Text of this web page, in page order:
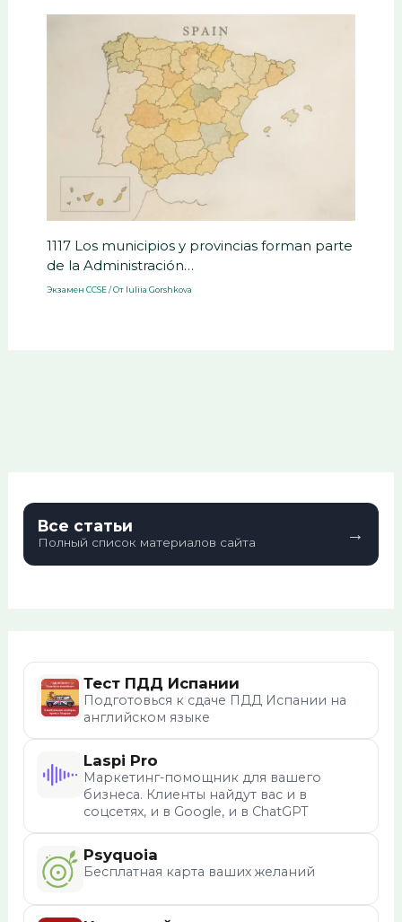
1117 Los municipios y provincias forman parte
de la Administración…
Экзамен CCSE/ От Iuliia Gorshkova
Все статьи
Полный список материалов сайта →
Тест ПДД Испании
Подготовься к сдаче ПДД Испании на
английском языке
Laspi Pro
Маркетинг-помощник для вашего
бизнеса. Клиенты найдут вас и в
соцсетях, и в Google, и в ChatGPT
Psyquoia
Бесплатная карта ваших желаний